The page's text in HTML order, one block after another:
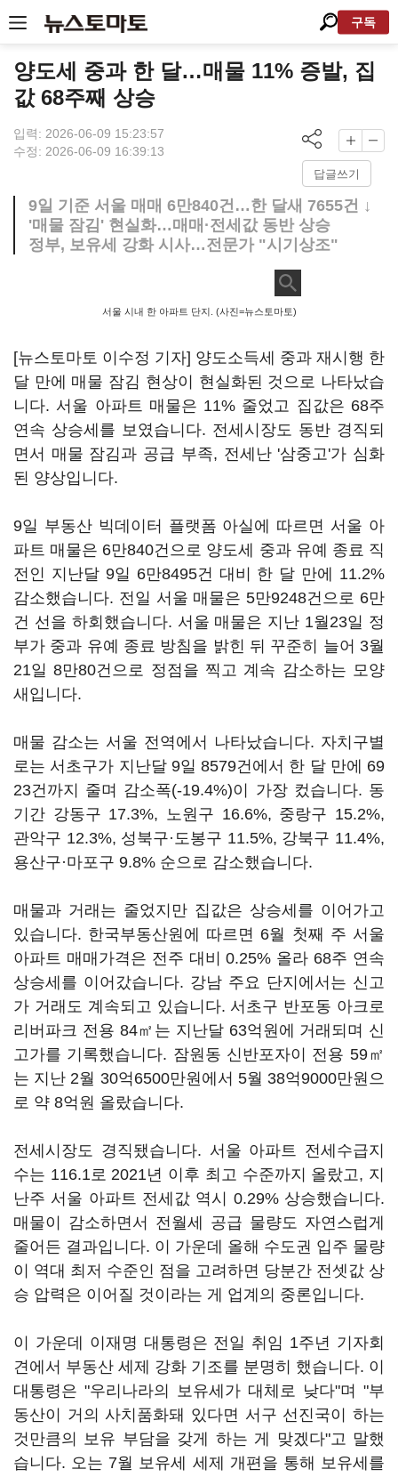
구독
양도세 중과 한 달…매물 11% 증발, 집
값 68주째 상승
입력: 2026-06-09 15:23:57
수정: 2026-06-09 16:39:13
답글쓰기
9일 기준 서울 매매 6만840건…한 달새 7655건 ↓
'매물 잠김' 현실화…매매·전세값 동반 상승
정부, 보유세 강화 시사…전문가 "시기상조"
서울 시내 한 아파트 단지. (사진=뉴스토마토)
[뉴스토마토 이수정 기자] 양도소득세 중과 재시행 한
달 만에 매물 잠김 현상이 현실화된 것으로 나타났습
니다. 서울 아파트 매물은 11% 줄었고 집값은 68주
연속 상승세를 보였습니다. 전세시장도 동반 경직되
면서 매물 잠김과 공급 부족, 전세난 '삼중고'가 심화
된 양상입니다.
9일 부동산 빅데이터 플랫폼 아실에 따르면 서울 아
파트 매물은 6만840건으로 양도세 중과 유예 종료 직
전인 지난달 9일 6만8495건 대비 한 달 만에 11.2%
감소했습니다. 전일 서울 매물은 5만9248건으로 6만
건 선을 하회했습니다. 서울 매물은 지난 1월23일 정
부가 중과 유예 종료 방침을 밝힌 뒤 꾸준히 늘어 3월
21일 8만80건으로 정점을 찍고 계속 감소하는 모양
새입니다.
매물 감소는 서울 전역에서 나타났습니다. 자치구별
로는 서초구가 지난달 9일 8579건에서 한 달 만에 69
23건까지 줄며 감소폭(-19.4%)이 가장 컸습니다. 동
기간 강동구 17.3%, 노원구 16.6%, 중랑구 15.2%,
관악구 12.3%, 성북구·도봉구 11.5%, 강북구 11.4%,
용산구·마포구 9.8% 순으로 감소했습니다.
매물과 거래는 줄었지만 집값은 상승세를 이어가고
있습니다. 한국부동산원에 따르면 6월 첫째 주 서울
아파트 매매가격은 전주 대비 0.25% 올라 68주 연속
상승세를 이어갔습니다. 강남 주요 단지에서는 신고
가 거래도 계속되고 있습니다. 서초구 반포동 아크로
리버파크 전용 84㎡는 지난달 63억원에 거래되며 신
고가를 기록했습니다. 잠원동 신반포자이 전용 59㎡
는 지난 2월 30억6500만원에서 5월 38억9000만원으
로 약 8억원 올랐습니다.
전세시장도 경직됐습니다. 서울 아파트 전세수급지
수는 116.1로 2021년 이후 최고 수준까지 올랐고, 지
난주 서울 아파트 전세값 역시 0.29% 상승했습니다.
매물이 감소하면서 전월세 공급 물량도 자연스럽게
줄어든 결과입니다. 이 가운데 올해 수도권 입주 물량
이 역대 최저 수준인 점을 고려하면 당분간 전셋값 상
승 압력은 이어질 것이라는 게 업계의 중론입니다.
이 가운데 이재명 대통령은 전일 취임 1주년 기자회
견에서 부동산 세제 강화 기조를 분명히 했습니다. 이
대통령은 "우리나라의 보유세가 대체로 낮다"며 "부
동산이 거의 사치품화돼 있다면 서구 선진국이 하는
것만큼의 보유 부담을 갖게 하는 게 맞겠다"고 말했
습니다. 오는 7월 보유세 세제 개편을 통해 보유세를